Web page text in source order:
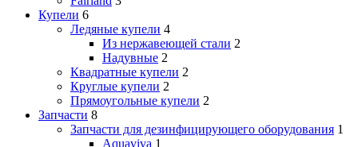
Купели 6
Ледяные купели 4
Из нержавеющей стали 2
Надувные 2
Квадратные купели 2
Круглые купели 2
Прямоугольные купели 2
Запчасти 8
Запчасти для дезинфицирующего оборудования 1
Aquaviva 1